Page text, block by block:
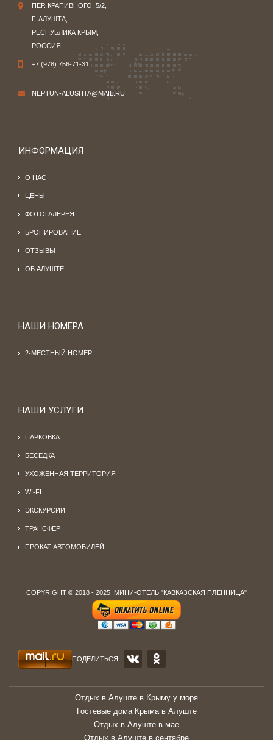
ПЕР. КРАПИВНОГО, 5/2,
Г. АЛУШТА,
РЕСПУБЛИКА КРЫМ,
РОССИЯ
+7 (978) 756-71-31
NEPTUN-ALUSHTA@MAIL.RU
ИНФОРМАЦИЯ
О НАС
ЦЕНЫ
ФОТОГАЛЕРЕЯ
БРОНИРОВАНИЕ
ОТЗЫВЫ
ОБ АЛУШТЕ
НАШИ НОМЕРА
2-МЕСТНЫЙ НОМЕР
НАШИ УСЛУГИ
ПАРКОВКА
БЕСЕДКА
УХОЖЕННАЯ ТЕРРИТОРИЯ
WI-FI
ЭКСКУРСИИ
ТРАНСФЕР
ПРОКАТ АВТОМОБИЛЕЙ
COPYRIGHT © 2018 - 2025 МИНИ-ОТЕЛЬ "КАВКАЗСКАЯ ПЛЕННИЦА"
ПОДЕЛИТЬСЯ
Отдых в Алуште в Крыму у моря
Гостевые дома Крыма в Алуште
Отдых в Алуште в мае
Отдых в Алуште в сентябре